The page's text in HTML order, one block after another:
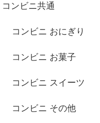
コンビニ共通
コンビニ おにぎり
コンビニ お菓子
コンビニ スイーツ
コンビニ その他